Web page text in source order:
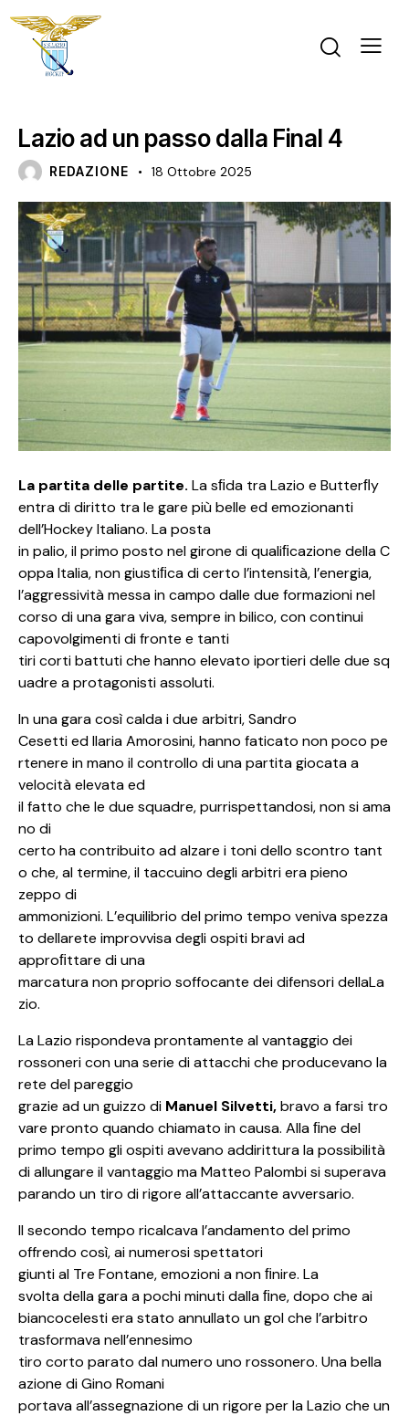
Lazio ad un passo dalla Final 4
REDAZIONE 18 Ottobre 2025
La partita delle partite. La sﬁda tra Lazio e Butterﬂy
entra di diritto tra le gare più belle ed emozionanti
dell’Hockey Italiano. La posta
in palio, il primo posto nel girone di qualiﬁcazione della C
oppa Italia, non giustiﬁca di certo l’intensità, l’energia,
l’aggressività messa in campo dalle due formazioni nel
corso di una gara viva, sempre in bilico, con continui
capovolgimenti di fronte e tanti
tiri corti battuti che hanno elevato iportieri delle due sq
uadre a protagonisti assoluti.
In una gara così calda i due arbitri, Sandro
Cesetti ed Ilaria Amorosini, hanno faticato non poco pe
rtenere in mano il controllo di una partita giocata a
velocità elevata ed
il fatto che le due squadre, purrispettandosi, non si ama
no di
certo ha contribuito ad alzare i toni dello scontro tant
o che, al termine, il taccuino degli arbitri era pieno
zeppo di
ammonizioni. L’equilibrio del primo tempo veniva spezza
to dellarete improvvisa degli ospiti bravi ad
approﬁttare di una
marcatura non proprio soffocante dei difensori dellaLa
zio.
La Lazio rispondeva prontamente al vantaggio dei
rossoneri con una serie di attacchi che producevano la
rete del pareggio
grazie ad un guizzo di Manuel Silvetti,bravo a farsi tro
vare pronto quando chiamato in causa. Alla ﬁne del
primo tempo gli ospiti avevano addirittura la possibilità
di allungare il vantaggio ma Matteo Palombi si superava
parando un tiro di rigore all’attaccante avversario.
Il secondo tempo ricalcava l’andamento del primo
offrendo così, ai numerosi spettatori
giunti al Tre Fontane, emozioni a non ﬁnire. La
svolta della gara a pochi minuti dalla ﬁne, dopo che ai
biancocelesti era stato annullato un gol che l’arbitro
trasformava nell’ennesimo
tiro corto parato dal numero uno rossonero. Una bella
azione di Gino Romani
portava all’assegnazione di un rigore per la Lazio che un